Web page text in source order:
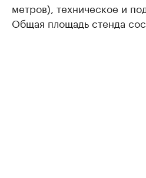
метров), техническое и
Общая площадь стенда